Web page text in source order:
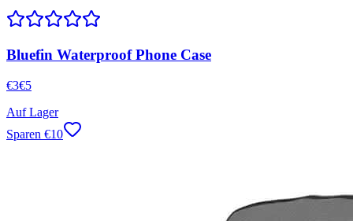
Bluefin Waterproof Phone Case
€3€5
Auf Lager
Sparen €10